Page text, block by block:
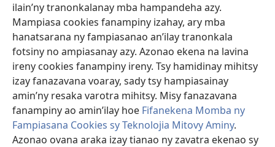
ilain’ny tranonkalanay mba hampandeha azy.
Mampiasa cookies fanampiny izahay, ary mba
hanatsarana ny fampiasanao an’ilay tranonkala
fotsiny no ampiasanay azy. Azonao ekena na lavina
ireny cookies fanampiny ireny. Tsy hamidinay mihitsy
izay fanazavana voaray, sady tsy hampiasainay
amin’ny resaka varotra mihitsy. Misy fanazavana
fanampiny ao amin’ilay hoe Fifanekena Momba ny
Fampiasana Cookies sy Teknolojia Mitovy Aminy.
Azonao ovana araka izay tianao ny zavatra ekenao sy
FITEHIRIZAM-BOKIN’NY Vavolombelon’i Jehovah
(manokatra
rohy)
JW Hub
(manokatra
rohy)
JW Library
Watchtower Library ®